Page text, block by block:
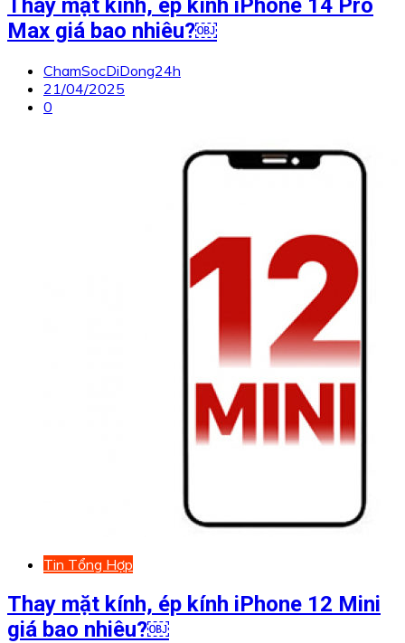
Thay mặt kính, ép kính iPhone 14 Pro
Max giá bao nhiêu?￼
ChamSocDiDong24h
21/04/2025
0
Tin Tổng Hợp
Thay mặt kính, ép kính iPhone 12 Mini
giá bao nhiêu?￼